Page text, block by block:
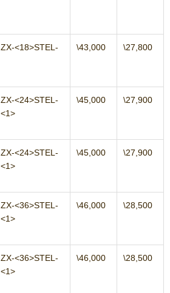
ZX-<18>STEL- \43,000 \27,800
ZX-<24>STEL-
<1>
\45,000 \27,900
ZX-<24>STEL-
<1>
\45,000 \27,900
ZX-<36>STEL-
<1>
\46,000 \28,500
ZX-<36>STEL-
<1>
\46,000 \28,500